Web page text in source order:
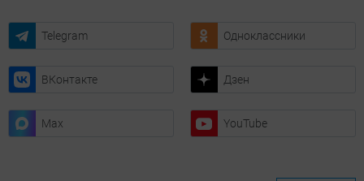
Telegram Одноклассники
ВКонтакте Дзен
Max YouTube